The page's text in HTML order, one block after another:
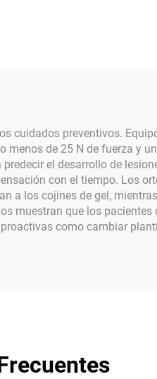
cuidados preventivos.
de 25 N de fuerza y
el desarrollo de
con el tiempo. Los
a los cojines de gel,
muestran que los
como cambiar